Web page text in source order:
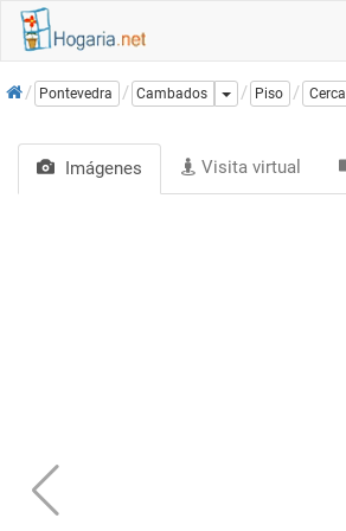
InicioPontevedra Cambados Dropdown
Piso
Imágenes Visita virtual